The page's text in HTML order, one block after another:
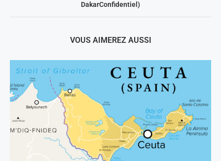
DakarConfidentiel)
VOUS AIMEREZ AUSSI